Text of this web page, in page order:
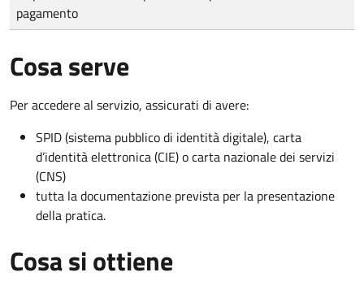
pagamento
Cosa serve
Per accedere al servizio, assicurati di avere:
SPID (sistema pubblico di identità digitale), carta
d’identità elettronica (CIE) o carta nazionale dei servizi
(CNS)
tutta la documentazione prevista per la presentazione
della pratica.
Cosa si ottiene